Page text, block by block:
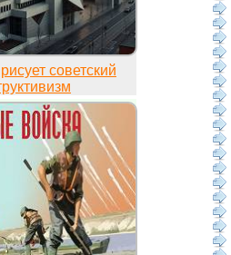
советский